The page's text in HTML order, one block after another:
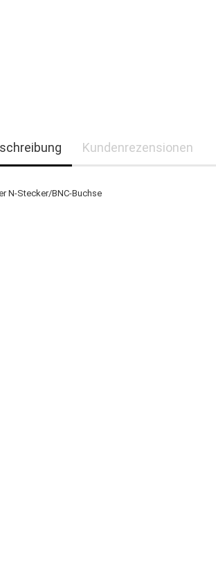
Kundenrezensionen
N-Stecker/BNC-Buchse